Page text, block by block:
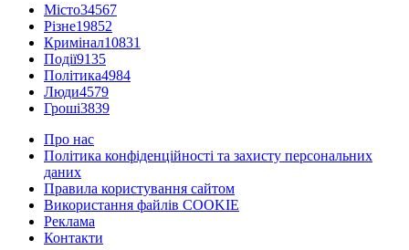
Місто34567
Різне19852
Кримінал10831
Події9135
Політика4984
Люди4579
Гроші3839
Про нас
Політика конфіденційності та захисту персональних
даних
Правила користування сайтом
Використання файлів COOKIE
Реклама
Контакти